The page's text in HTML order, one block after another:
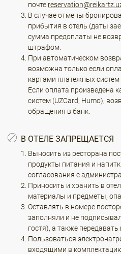
почте
В случае отмены
прибытия в отель (даты
сумма предоплаты не
штрафом.
При автоматическом
возможна только если
картами платежных систем
Если оплата произведена
систем (UZCard, Humo),
обращения в банк.
В ОТЕЛЕ ЗАПРЕЩАЕТСЯ
Выносить из ресторана
продукты питания и
согласования с
Приносить и хранить в
материалы и предметы,
Оставлять в номере
заполняли и не
гостя), а также
Пользоваться
входящими в